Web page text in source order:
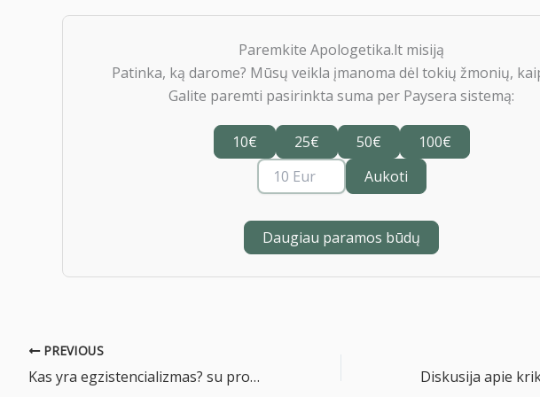
Paremkite Apologetika.lt misiją
Patinka, ką darome? Mūsų veikla įmanoma dėl tokių žmonių,
Galite paremti pasirinkta suma per Paysera sistemą:
10€ 25€ 50€
100€
Aukoti
Daugiau paramos būdų
PREVIOUS
Kas yra egzistencializmas? su prof. Tomu Sodeika